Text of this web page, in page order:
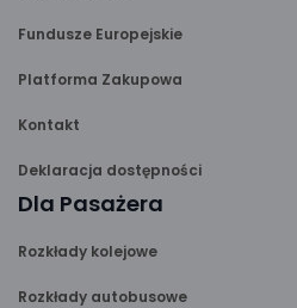
Fundusze Europejskie
Platforma Zakupowa
Kontakt
Deklaracja dostępności
Dla Pasażera
Rozkłady kolejowe
Rozkłady autobusowe